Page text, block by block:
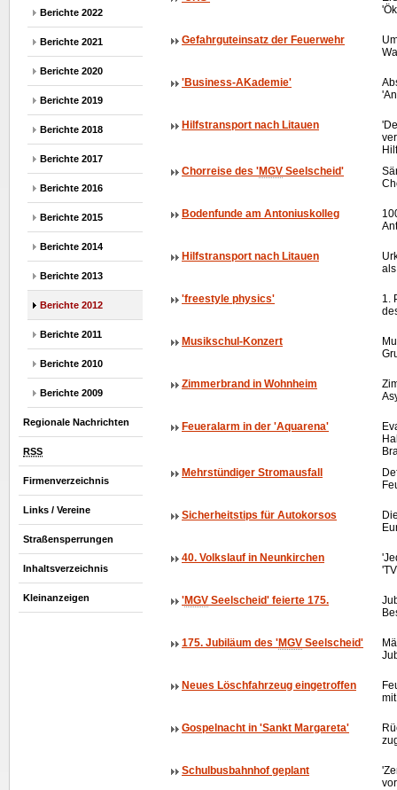
Berichte 2022
Berichte 2021
Berichte 2020
Berichte 2019
Berichte 2018
Berichte 2017
Berichte 2016
Berichte 2015
Berichte 2014
Berichte 2013
Berichte 2012
Berichte 2011
Berichte 2010
Berichte 2009
Regionale Nachrichten
RSS
Firmenverzeichnis
Links / Vereine
Straßensperrungen
Inhaltsverzeichnis
Kleinanzeigen
Gefahrguteinsatz der Feuerwehr
'Business-AKademie'
Hilfstransport nach Litauen
Chorreise des 'MGV Seelscheid'
Bodenfunde am Antoniuskolleg
Hilfstransport nach Litauen
'freestyle physics'
1.
Musikschul-Konzert
Zimmerbrand in Wohnheim
Feueralarm in der 'Aquarena'
Mehrstündiger Stromausfall
Sicherheitstips für Autokorsos
40. Volkslauf in Neunkirchen
'MGV Seelscheid' feierte 175.
175. Jubiläum des 'MGV Seelscheid'
Neues Löschfahrzeug eingetroffen
Gospelnacht in 'Sankt Margareta'
Schulbusbahnhof geplant